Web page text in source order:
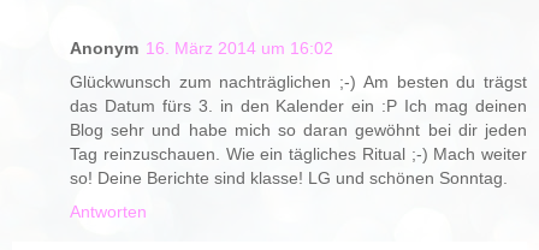
Anonym 16. März 2014 um 16:02
Glückwunsch zum nachträglichen ;-) Am besten du trägst
das Datum fürs 3. in den Kalender ein :P Ich mag deinen
Blog sehr und habe mich so daran gewöhnt bei dir jeden
Tag reinzuschauen. Wie ein tägliches Ritual ;-) Mach weiter
so! Deine Berichte sind klasse! LG und schönen Sonntag.
Antworten